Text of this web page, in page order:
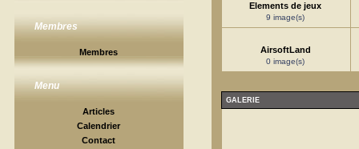
Membres
Membres
Menu
Articles
Calendrier
Contact
Elements de jeux
9 image(s)
AirsoftLand
0 image(s)
GALERIE